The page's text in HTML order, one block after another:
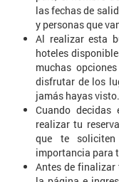
las fechas de
y personas que
Al realizar esta
hoteles
muchas
disfrutar de los
jamás hayas visto.
Cuando
realizar tu
que te
importancia para
Antes de